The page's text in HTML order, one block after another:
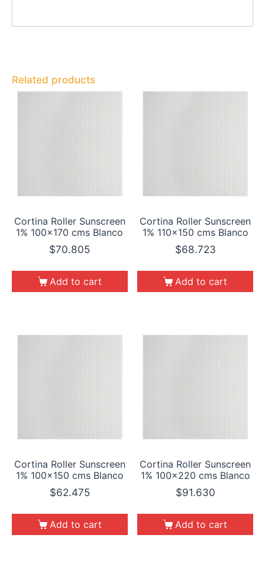
Related products
Cortina Roller Sunscreen
1% 100×170 cms Blanco
$70.805
Add to cart
Cortina Roller Sunscreen
1% 110×150 cms Blanco
$68.723
Add to cart
Cortina Roller Sunscreen
1% 100×150 cms Blanco
$62.475
Add to cart
Cortina Roller Sunscreen
1% 100×220 cms Blanco
$91.630
Add to cart